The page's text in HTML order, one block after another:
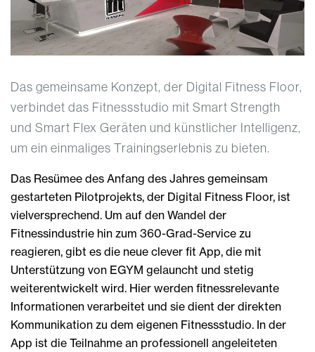
Das gemeinsame Konzept, der Digital Fitness Floor,
verbindet das Fitnessstudio mit Smart Strength
und Smart Flex Geräten und künstlicher Intelligenz,
um ein einmaliges Trainingserlebnis zu bieten.
Das Resümee des Anfang des Jahres gemeinsam
gestarteten Pilotprojekts, der Digital Fitness Floor, ist
vielversprechend. Um auf den Wandel der
Fitnessindustrie hin zum 360-Grad-Service zu
reagieren, gibt es die neue clever fit App, die mit
Unterstützung von EGYM gelauncht und stetig
weiterentwickelt wird. Hier werden fitnessrelevante
Informationen verarbeitet und sie dient der direkten
Kommunikation zu dem eigenen Fitnessstudio. In der
App ist die Teilnahme an professionell angeleiteten